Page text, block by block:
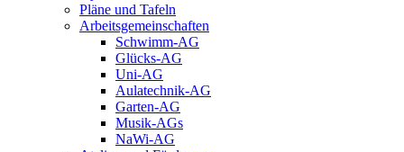
Pläne und Tafeln
Arbeitsgemeinschaften
Schwimm-AG
Glücks-AG
Uni-AG
Aulatechnik-AG
Garten-AG
Musik-AGs
NaWi-AG